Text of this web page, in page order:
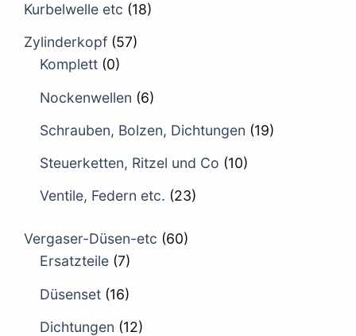
Kurbelwelle etc (18)
Zylinderkopf (57)
Komplett (0)
Nockenwellen (6)
Schrauben, Bolzen, Dichtungen (19)
Steuerketten, Ritzel und Co (10)
Ventile, Federn etc. (23)
Vergaser-Düsen-etc (60)
Ersatzteile (7)
Düsenset (16)
Dichtungen (12)